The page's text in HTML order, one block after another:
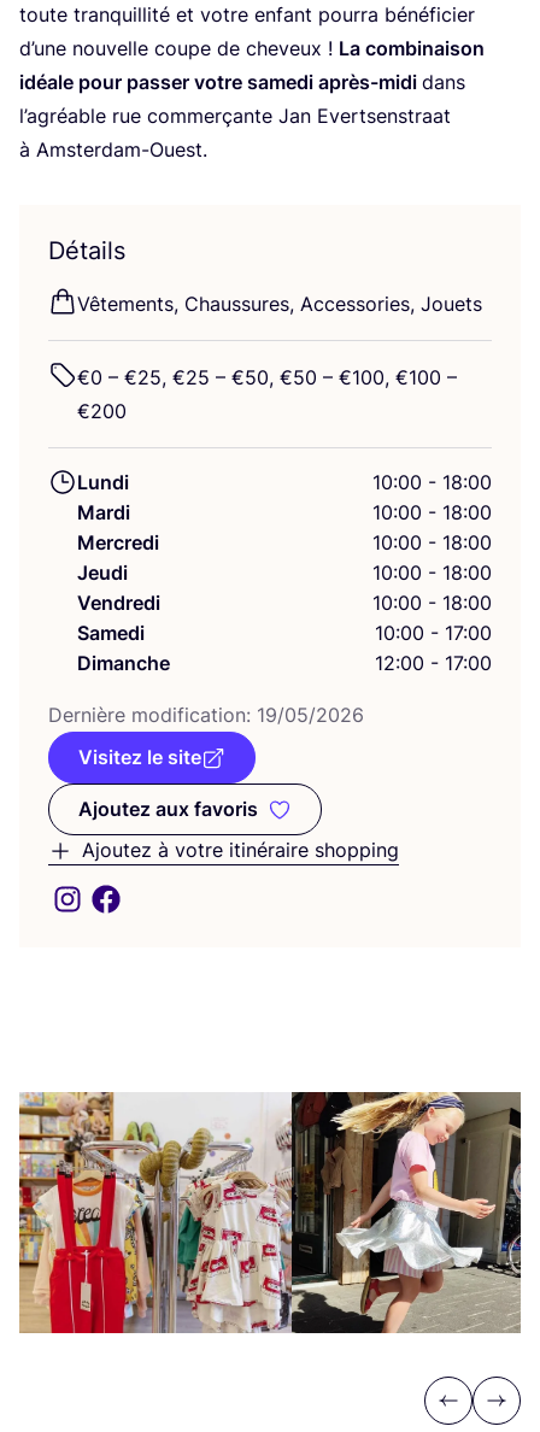
toute tran­quilli­té et votre enfant pour­ra béné­fi­cier
d’une nou­velle coupe de che­veux ! La com­bi­nai­son
idéale pour pas­ser votre same­di après-midi dans
l’a­gréable rue com­mer­çante Jan Evert­sens­traat
à Amsterdam-Ouest.
Détails
Vête­ments, Chaus­sures, Acces­so­ries, Jouets
€0 – €25, €25 – €50, €50 – €100, €100 –
€200
Lundi
10:00 - 18:00
Mardi
10:00 - 18:00
Mercredi
10:00 - 18:00
Jeudi
10:00 - 18:00
Vendredi
10:00 - 18:00
Samedi
10:00 - 17:00
Dimanche
12:00 - 17:00
Der­nière modi­fi­ca­tion: 19/05/2026
Visitez le site
Ajoutez aux favoris
Ajoutez aux favoris
Ajoutez à votre itinéraire shopping
Previous
Next